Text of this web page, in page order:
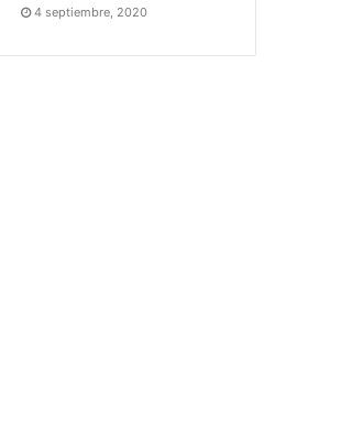
4 septiembre, 2020